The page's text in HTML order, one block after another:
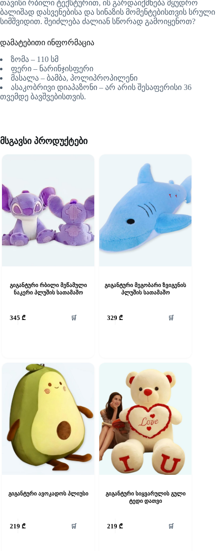
თავისი რბილი ტექსტურით, ის გარდაიქმნება მყუდრო
ბალიშად დასვენებისა და სინაზის მომენტებისთვის სრული
სიმშვიდით. შეიძლება ძალიან სწორად გამოიყენოთ?
დამატებითი ინფორმაცია
ზომა – 110 სმ
ფერი – ნარინჯისფერი
მასალა – ბამბა, პოლიპროპილენი
ასაკობრივი დიაპაზონი – არ არის შესაფერისი 36
თვემდე ბავშვებისთვის.
მსგავსი პროდუქტები
გიგანტური რბილი მეწამული
ნაკერი პლუშის სათამაშო
345₾ 🛒
გიგანტური მეგობარი ზვიგენის
პლუშის სათამაშო
329₾ 🛒
გიგანტური ავოკადოს პლიუსი
219₾ 🛒
გიგანტური სიყვარულის გული
ტედი დათვი
219₾ 🛒